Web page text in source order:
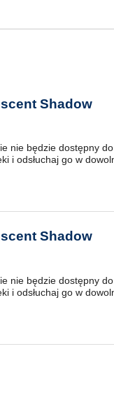
Shadow
nie będzie dostępny
i odsłuchaj go w
Shadow
nie będzie dostępny
i odsłuchaj go w